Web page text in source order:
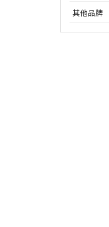
其他品牌